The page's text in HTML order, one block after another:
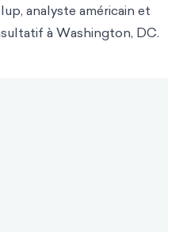
analyste américain et
à Washington, DC.